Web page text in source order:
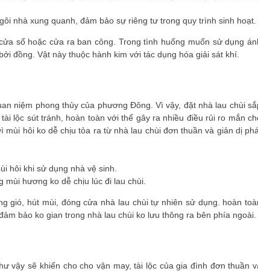
nhà xung quanh, đảm bảo sự riêng tư trong quy trình sinh hoạt.
sổ hoặc cửa ra ban công. Trong tình huống muốn sử dụng
đồng. Vật này thuộc hành kim với tác dụng hóa giải sát khí.
niệm phong thủy của phương Đông. Vì vậy, đặt nhà lau chùi
lộc sút tránh, hoàn toàn với thể gây ra nhiều điều rủi ro mắn
hôi ko dễ chịu tỏa ra từ nhà lau chùi đơn thuần và giản dị
hương ko dễ chịu lúc đi lau chùi.
gió, hút mùi, đóng cửa nhà lau chùi tự nhiên sử dụng. hoàn
bảo ko gian trong nhà lau chùi ko lưu thông ra bên phía ngoài.
vậy sẽ khiến cho cho vận may, tài lộc của gia đình đơn thuần